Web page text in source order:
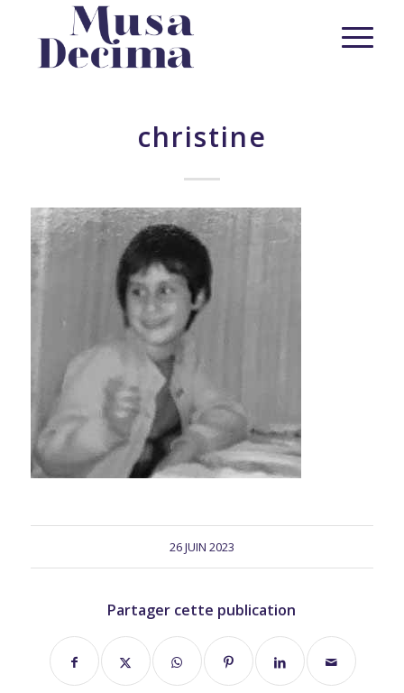
christine
26 JUIN 2023
Partager cette publication